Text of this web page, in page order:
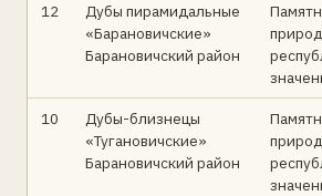
12
Дубы пирамидальные
«Барановичские»
Барановичский район
10
Дубы-близнецы
«Тугановичские»
Барановичский район